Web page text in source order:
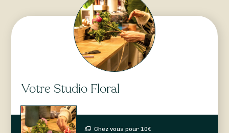
Votre Studio Floral
Chez vous pour10€